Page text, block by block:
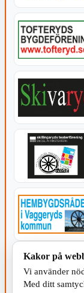
KOMMUNEN
Kakor på
Vi använder
Med ditt